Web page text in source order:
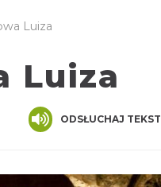
Luiza
Luiza
ODSŁUCHAJ TEKST